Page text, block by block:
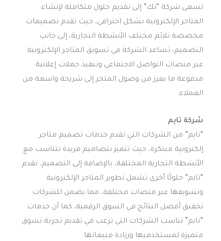
تسعى شركة “تك” إلى تقديم حلول متكاملة لإنشاء
المتاجر الإلكترونية بشكل احترافي، حيث تقدم تصميمات
مخصصة تلائم مختلف الأنشطة التجارية، إلى جانب
التصميم، تساعد الشركة في تسويق المتاجر الإلكترونية
عبر منصات التواصل الاجتماعي وتنفيذ حملات إعلانية
مدفوعة ما يعزز من وصول المتجر إلى شريحة واسعة من
العملاء.
شركة تايم
“تايم” من الشركات التي تقدم خدمات تصميم متاجر
إلكترونية مبتكرة، حيث تتميز بتصاميم فريدة تتناسب مع
الأنشطة التجارية المختلفة، بالإضافة إلى التصميم، تقدم
“تايم” حلولًا أخرى تشمل تطوير المتاجر الإلكترونية
وتسويقها عبر منصات مختلفة، مما يضمن للشركات
تحقيق أفضل النتائج في السوق الرقمية، كما أن خدمات
“تايم” تناسب الشركات التي ترغب في تقديم تجربة تسوق
متميزة لمستخدميها وزيادة مبيعاتها.